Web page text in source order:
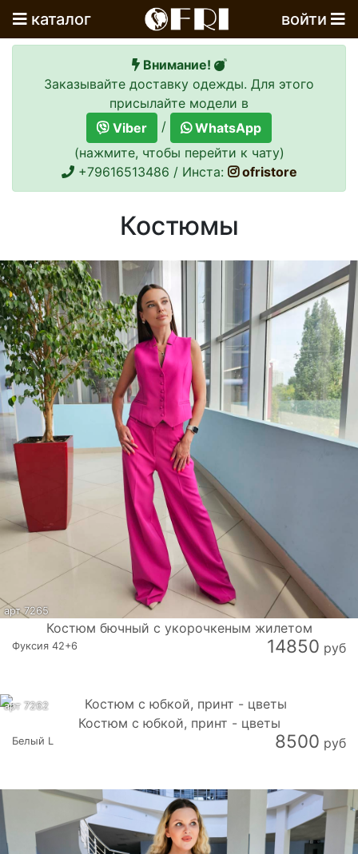
каталог войти
Внимание!
Заказывайте доставку одежды. Для этого
присылайте модели в
Viber
/
WhatsApp
(нажмите, чтобы перейти к чату)
+79616513486 / Инста:
ofristore
Костюмы
арт 7265
Костюм бючный с укорочкеным жилетом
Фуксия 42+6 14850 руб
арт 7262
Костюм с юбкой, принт - цветы
Белый L 8500 руб